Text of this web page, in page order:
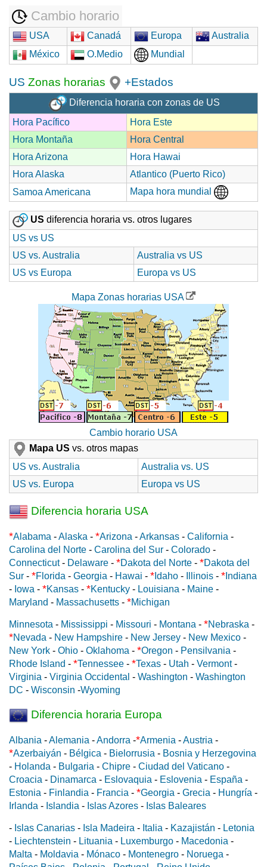
Cambio horario
USA Canadá Europa
Australia
México
O.Medio Mundial
US Zonas horarias +Estados
Diferencia horaria con zonas de US
Hora Pacífico
Hora Este
Hora Montaña
Hora Central
Hora Arizona
Hora Hawai
Hora Alaska
Atlantico (Puerto Rico)
Samoa Americana
Mapa hora mundial
US diferencia horaria vs. otros lugares
US vs US
US vs. Australia
Australia vs US
US vs Europa
Europa vs US
Mapa Zonas horarias USA
Cambio horario USA
Mapa US vs. otros mapas
US vs. Australia
Australia vs. US
US vs. Europa
Europa vs US
Diferencia horaria USA
*Alabama -Alaska - *Arizona -Arkansas - California -
Carolina del Norte - Carolina del Sur - Colorado -
Connecticut- Delaware - *Dakota del Norte - *Dakota del
Sur - *Florida - Georgia - Hawai - * Idaho - Illinois - * Indiana
- Iowa - *Kansas - *Kentucky - Louisiana - Maine -
Maryland - Massachusetts - *Michigan
Minnesota - Mississippi - Missouri - Montana - *Nebraska -
*Nevada - New Hampshire - New Jersey - New Mexico -
New York - Ohio - Oklahoma - *Oregon - Pensilvania -
Rhode Island - *Tennessee - *Texas - Utah - Vermont-
Virginia - Virginia Occidental - Washington - Washington
DC - Wisconsin -Wyoming
Diferencia horaria Europa
Albania -Alemania -Andorra -*Armenia -Austria -
*Azerbaiyán - Bélgica - Bielorrusia - Bosnia y Herzegovina
- Holanda - Bulgaria - Chipre - Ciudad del Vaticano -
Croacia - Dinamarca - Eslovaquia - Eslovenia - España -
Estonia - Finlandia - Francia - *Georgia - Grecia - Hungría -
Irlanda - Islandia - Islas Azores - Islas Baleares
- Islas Canarias - Isla Madeira - Italia - Kazajistán - Letonia
- Liechtenstein - Lituania - Luxemburgo - Macedonia -
Malta - Moldavia - Mónaco - Montenegro - Noruega -